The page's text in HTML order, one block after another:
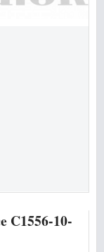
C1556-10-